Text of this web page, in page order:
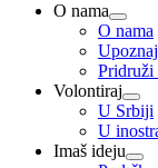
O nama
O nama
Pridruži
Volontiraj
U Srbiji
U
Imaš ideju